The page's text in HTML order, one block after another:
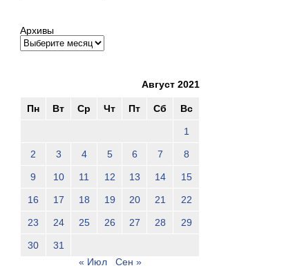
Архивы
Август 2021
Пн Вт Ср Чт Пт Сб Вс
1
2 3 4 5 6 7 8
9 10 11 12 13 14 15
16 17 18 19 20 21 22
23 24 25 26 27 28 29
30
31
« Июл
Сен »